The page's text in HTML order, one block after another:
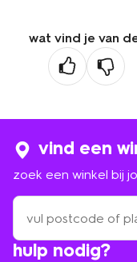
wat vind je van
hulp nodig?
vind een
zoek een winkel bij
zoek
een
winkel
bij